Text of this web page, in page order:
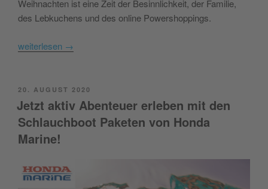
Weihnachten ist eine Zeit der Besinnlichkeit, der Familie,
des Lebkuchens und des online Powershoppings.
weiterlesen →
POSTED
ON
20. AUGUST 2020
Jetzt aktiv Abenteuer erleben mit den
Schlauchboot Paketen von Honda
Marine!